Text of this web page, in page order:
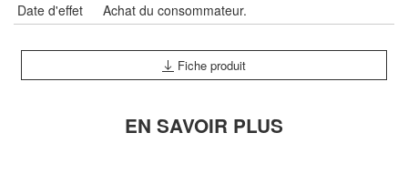
Date d'effet Achat du consommateur.
Fiche produit
EN SAVOIR PLUS